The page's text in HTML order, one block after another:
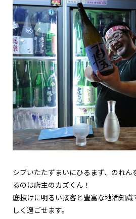
シブいたたずまいにひるまず、のれん
るのは店主のカズくん！
底抜けに明るい接客と豊富な地酒知識
しく過ごせます。